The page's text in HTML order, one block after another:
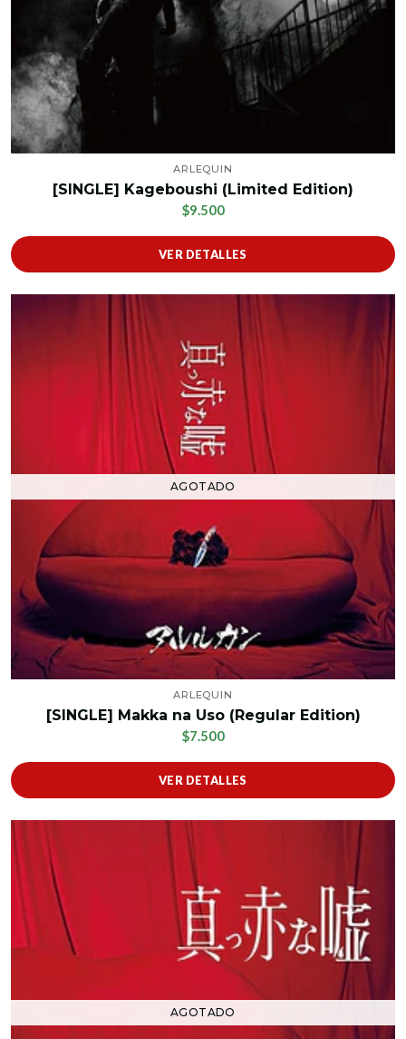
ARLEQUIN
[SINGLE] Kageboushi (Limited Edition)
$9.500
VER DETALLES
AGOTADO
ARLEQUIN
[SINGLE] Makka na Uso (Regular Edition)
$7.500
VER DETALLES
AGOTADO